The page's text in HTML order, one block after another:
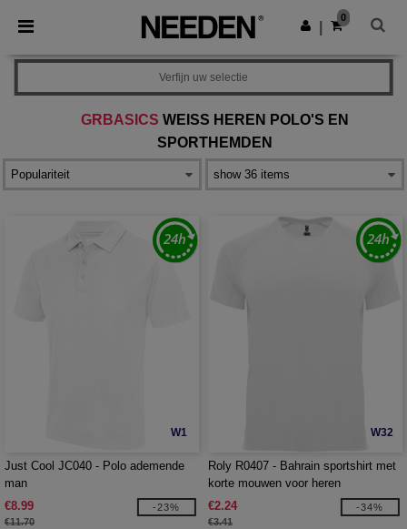
× Needen-app
Betere prijzen in de app!
Download app
0
GRBASICS WEISS HEREN POLO'S EN S
PORTHEMDEN
Verfijn uw selectie
W1
Just Cool JC040 - Polo ademende
man
€8.99
€11.70
-23%
W32
Roly R0407 - Bahrain sportshirt met
korte mouwen voor heren
€2.24
€3.41
-34%